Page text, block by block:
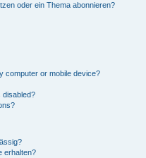
oder ein Thema abonnieren?
computer or mobile device?
disabled?
erhalten?